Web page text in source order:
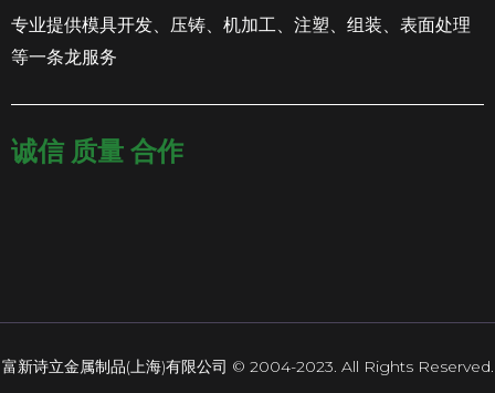
专业提供模具开发、压铸、机加工、注塑、组装、表面处理
等一条龙服务
诚信 质量 合作
富新诗立金属制品(上海)有限公司 © 2004-2023. All Rights Reserved.